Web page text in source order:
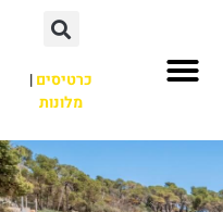
כרטיסים|
מלונות